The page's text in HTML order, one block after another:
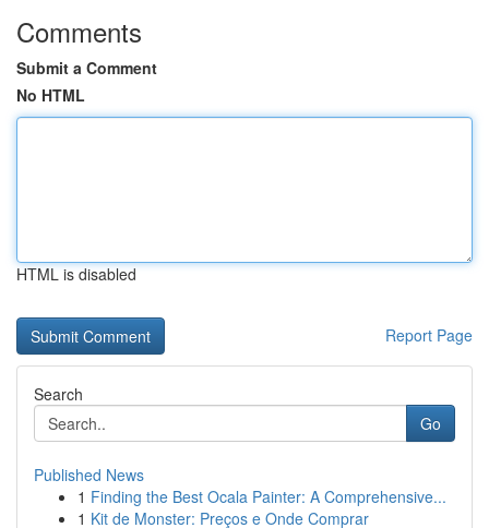
Comments
Submit a Comment
No HTML
HTML is disabled
Report Page
Search
Go
Published News
1 Finding the Best Ocala Painter: A Comprehensive...
1 Kit de Monster: Preços e Onde Comprar